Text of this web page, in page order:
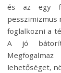
és az egy
pesszimizmus
foglalkozni a
A jó
lehetőséget,